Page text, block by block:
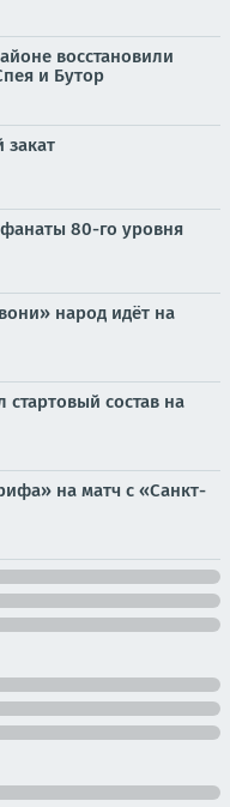
восстановили
и Бутор
закат
80-го уровня
народ идёт на
состав на
на матч с «Санкт-